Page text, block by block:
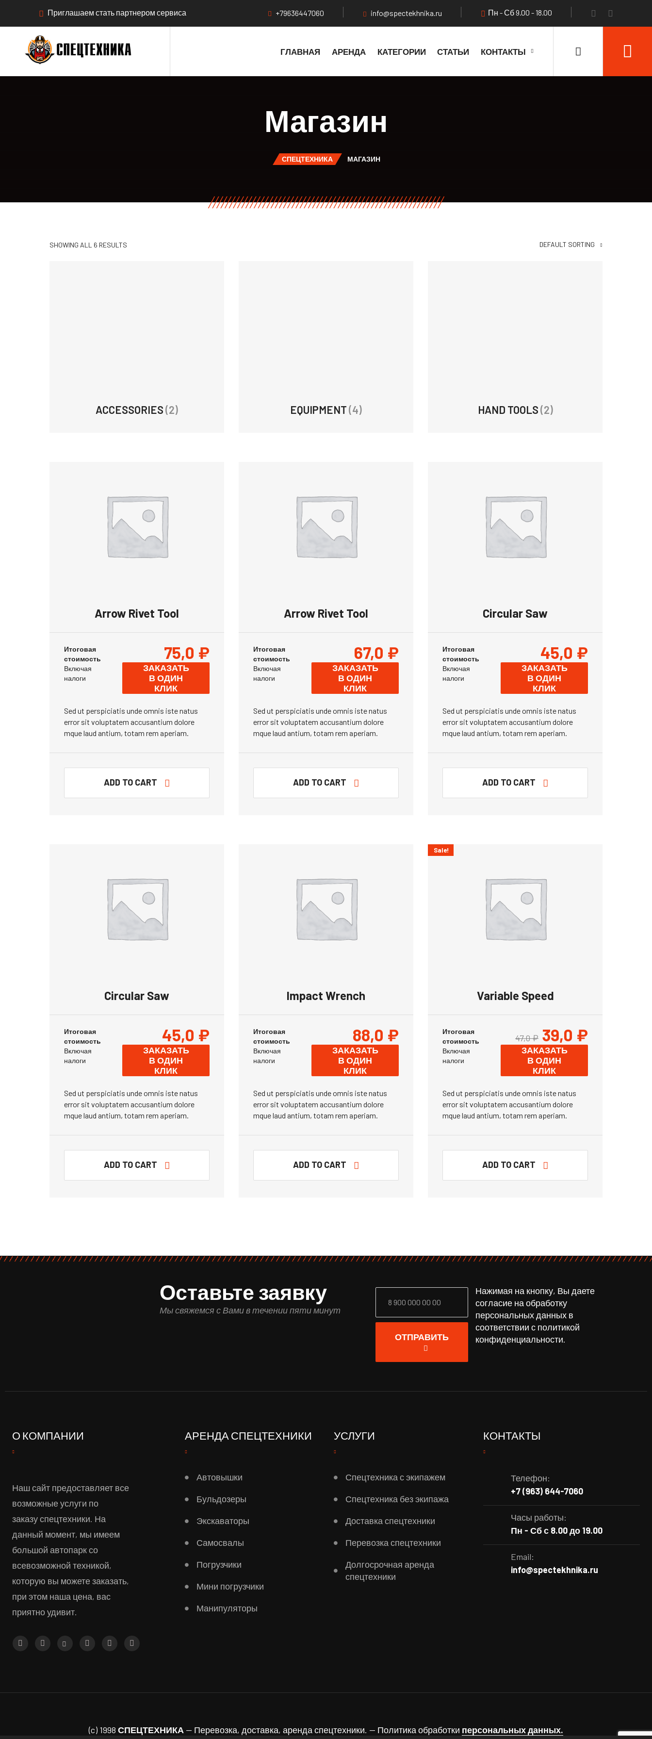
Приглашаем стать партнером сервиса +79636447060 info@spectekhnika.ru Пн - Сб 9.00 - 18.00
ГЛАВНАЯ АРЕНДА КАТЕГОРИИ СТАТЬИ КОНТАКТЫ
Магазин
СПЕЦТЕХНИКА МАГАЗИН
SHOWING ALL 6 RESULTS DEFAULT SORTING
ACCESSORIES(2) EQUIPMENT(4) HAND TOOLS(2)
Arrow Rivet Tool
Итоговая
стоимость
Включая
налоги
75,0 ₽
ЗАКАЗАТЬ
В ОДИН
КЛИК
Sed ut perspiciatis unde omnis iste natus
error sit voluptatem accusantium dolore
mque laud antium, totam rem aperiam.
ADD TO CART
Arrow Rivet Tool
Итоговая
стоимость
Включая
налоги
67,0 ₽
ЗАКАЗАТЬ
В ОДИН
КЛИК
Sed ut perspiciatis unde omnis iste natus
error sit voluptatem accusantium dolore
mque laud antium, totam rem aperiam.
ADD TO CART
Circular Saw
Итоговая
стоимость
Включая
налоги
45,0 ₽
ЗАКАЗАТЬ
В ОДИН
КЛИК
Sed ut perspiciatis unde omnis iste natus
error sit voluptatem accusantium dolore
mque laud antium, totam rem aperiam.
ADD TO CART
Circular Saw
Итоговая
стоимость
Включая
налоги
45,0 ₽
ЗАКАЗАТЬ
В ОДИН
КЛИК
Sed ut perspiciatis unde omnis iste natus
error sit voluptatem accusantium dolore
mque laud antium, totam rem aperiam.
ADD TO CART
Impact Wrench
Итоговая
стоимость
Включая
налоги
88,0 ₽
ЗАКАЗАТЬ
В ОДИН
КЛИК
Sed ut perspiciatis unde omnis iste natus
error sit voluptatem accusantium dolore
mque laud antium, totam rem aperiam.
ADD TO CART
Sale!
Variable Speed
Итоговая
стоимость
Включая
налоги
47,0₽ 39,0 ₽
ЗАКАЗАТЬ
В ОДИН
КЛИК
Sed ut perspiciatis unde omnis iste natus
error sit voluptatem accusantium dolore
mque laud antium, totam rem aperiam.
ADD TO CART
Оставьте заявку
Мы свяжемся с Вами в течении пяти минут
ОТПРАВИТЬ
Нажимая на кнопку, Вы даете
согласие на обработку
персональных данных в
соответствии с политикой
конфиденциальности.
О КОМПАНИИ
Наш сайт предоставляет все
возможные услуги по
заказу спецтехники. На
данный момент, мы имеем
большой автопарк со
всевозможной техникой,
которую вы можете заказать,
при этом наша цена, вас
приятно удивит.
АРЕНДА СПЕЦТЕХНИКИ
Автовышки
Бульдозеры
Экскаваторы
Самосвалы
Погрузчики
Мини погрузчики
Манипуляторы
УСЛУГИ
Спецтехника с экипажем
Спецтехника без экипажа
Доставка спецтехники
Перевозка спецтехники
Долгосрочная аренда
спецтехники
КОНТАКТЫ
Телефон:
+7 (963) 644-7060
Часы работы:
Пн - Сб с 8.00 до 19.00
Email:
info@spectekhnika.ru
(c) 1998 СПЕЦТЕХНИКА — Перевозка, доставка, аренда спецтехники. — Политика обработки персональных данных.